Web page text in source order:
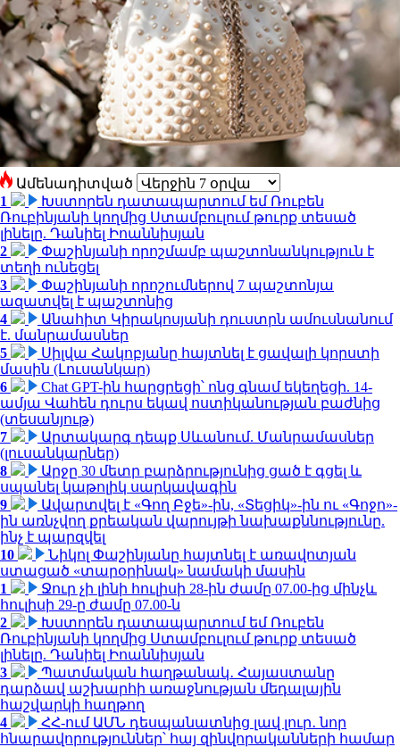
Ամենադիտված
1
Խստորեն դատապարտում եմ Ռուբեն
Ռուբինյանի կողմից Ստամբուլում թուրք տեսած
լինելը. Դանիել Իոաննիսյան
2
Փաշինյանի որոշմամբ պաշտոնանկություն է
տեղի ունեցել
3
Փաշինյանի որոշումներով 7 պաշտոնյա
ազատվել է պաշտոնից
4
Անահիտ Կիրակոսյանի դուստրն ամուսնանում
է. մանրամասներ
5
Սիլվա Հակոբյանը հայտնել է ցավալի կորստի
մասին (Լուսանկար)
6
Chat GPT-ին հարցրեցի՝ ոնց գնամ եկեղեցի. 14-
ամյա Վահեն դուրս եկավ ոստիկանության բաժնից
(տեսանյութ)
7
Արտակարգ դեպք Սևանում. Մանրամասներ
(լուսանկարներ)
8
Արջը 30 մետր բարձրությունից ցած է գցել և
սպանել կաթոլիկ սարկավագին
9
Ավարտվել է «Գող Բջե»-ին, «Տեցիկ»-ին ու «Գոջո»-
ին առնչվող քրեական վարույթի նախաքննությունը.
ինչ է պարզվել
10
Նիկոլ Փաշինյանը հայտնել է առավոտյան
ստացած «տարօրինակ» նամակի մասին
1
Ջուր չի լինի հուլիսի 28-ին ժամը 07.00-ից մինչև
հուլիսի 29-ը ժամը 07.00-ն
2
Խստորեն դատապարտում եմ Ռուբեն
Ռուբինյանի կողմից Ստամբուլում թուրք տեսած
լինելը. Դանիել Իոաննիսյան
3
Պատմական հաղթանակ․ Հայաստանը
դարձավ աշխարհի առաջնության մեդալային
հաշվարկի հաղթող
4
ՀՀ-ում ԱՄՆ դեսպանատնից լավ լուր․ նոր
հնարավորություններ՝ հայ զինվորականների համար